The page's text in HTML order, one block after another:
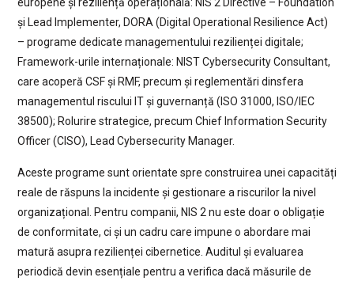
și Lead Implementer, DORA (Digital Operational Resilience Act)
– programe dedicate managementului rezilienței digitale;
Framework-urile internaționale: NIST Cybersecurity Consultant,
care acoperă CSF și RMF, precum și reglementări dinsfera
managementul riscului IT și guvernanță (ISO 31000, ISO/IEC
38500); Rolurire strategice, precum Chief Information Security
Officer (CISO), Lead Cybersecurity Manager.
Aceste programe sunt orientate spre construirea unei capacități
reale de răspuns la incidente și gestionare a riscurilor la nivel
organizațional. Pentru companii, NIS 2 nu este doar o obligație
de conformitate, ci și un cadru care impune o abordare mai
matură asupra rezilienței cibernetice. Auditul și evaluarea
periodică devin esențiale pentru a verifica dacă măsurile de